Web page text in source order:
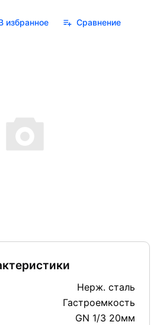
избранное
Сравнение
Нерж. сталь
Гастроемкость
GN 1/3 20мм